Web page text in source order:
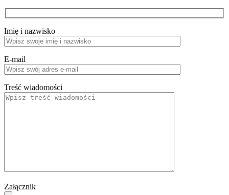
Imię i nazwisko
E-mail
Treść wiadomości
Załącznik